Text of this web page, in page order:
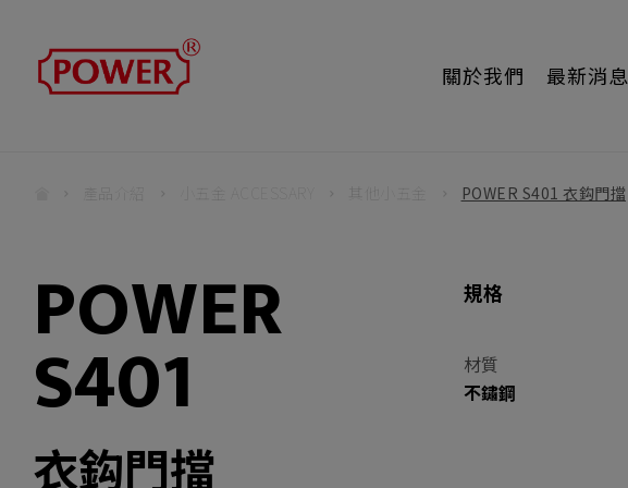
關於我們 最新消息
POWER S401 衣鈎門擋
POWER
S401
衣鈎門擋
規格
材質
不鏽鋼